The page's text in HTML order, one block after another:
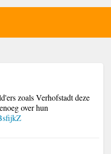
zoals Verhofstadt deze
over hun